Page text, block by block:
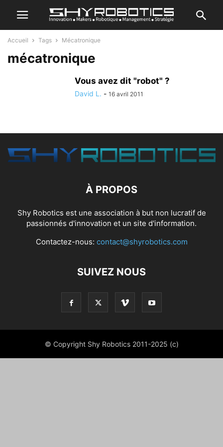
Accueil Tags Mécatronique
mécatronique
Vous avez dit "robot" ?
David L. - 16 avril 2011
À PROPOS
Shy Robotics est une association à but non lucratif de
passionnés d'innovation et un site d'information.
Contactez-nous: contact@shyrobotics.com
SUIVEZ NOUS
© Copyright Shy Robotics 2011-2025 (c)